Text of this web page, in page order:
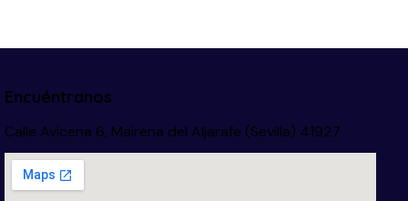
Encuéntranos
Calle Avicena 6, Mairena del Aljarafe (Sevilla) 41927